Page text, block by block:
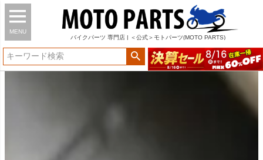
MENU
バイク パーツ 専門店 | ＜公式＞モトパーツ(MOTO PARTS)